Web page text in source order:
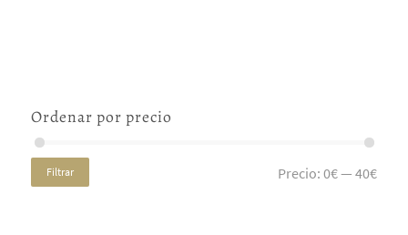
Ordenar por precio
Filtrar Precio:0€—40€